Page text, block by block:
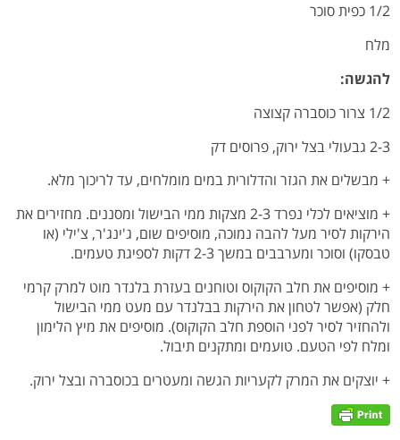
1/2 כפית סוכר
מלח
להגשה:
1/2 צרור כוסברה קצוצה
2-3 גבעולי בצל ירוק, פרוסים דק
+ מבשלים את הגזר והדלורית במים מומלחים, עד לריכוך מלא.
+ מוציאים לכלי נפרד 2-3 מצקות ממי הבישול ומסננים. מחזירים את
הירקות לסיר מעל להבה נמוכה, מוסיפים שום, ג'ינג'ר, צ'ילי (או
טבסקו) וסוכר ומערבבים במשך 2-3 דקות לספיגת טעמים.
+ מוסיפים את חלב הקוקוס וטוחנים בעזרת בלנדר מוט למרק קרמי
חלק (אפשר לטחון את הירקות בבלנדר עם מעט ממי הבישול
ולהחזיר לסיר לפני הוספת חלב הקוקוס). מוסיפים את מיץ הלימון
ומלח לפי הטעם. טועמים ומתקנים תיבול.
+ יוצקים את המרק לקעריות הגשה ומעטרים בכוסברה ובצל ירוק.